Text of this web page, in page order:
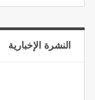
النشرة الإخبارية